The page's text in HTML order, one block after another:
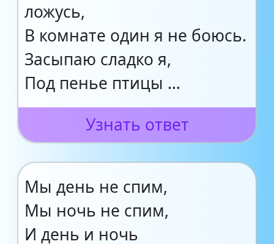
ложусь,
В комнате один я не боюсь.
Засыпаю сладко я,
Под пенье птицы …
Узнать ответ
Мы день не спим,
Мы ночь не спим,
И день и ночь